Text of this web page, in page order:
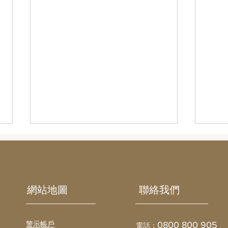
房子有我的份，卻一毛錢也拿
欠薪
​網站地圖
警示帳戶
聯絡我們
電話： 0800 800 905